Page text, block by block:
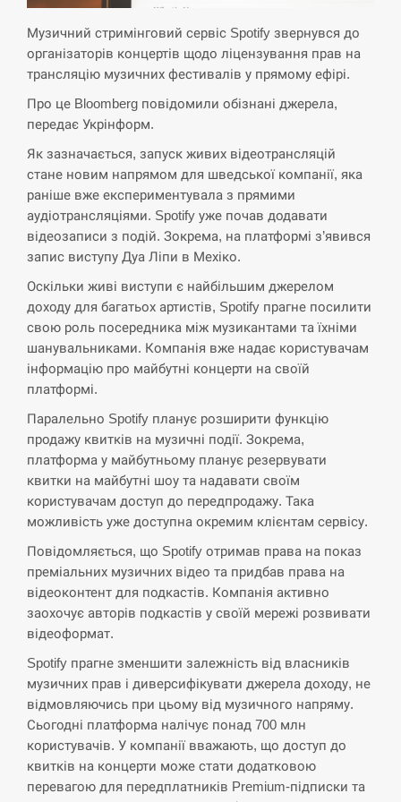
СЕРПЕНЬ
Экс-послу в США Стефанишиной вручили новое
подозрение и избирают меру…
СЕРПЕНЬ
У Росії розгортається ракетний підрозділ КНДР –
Reuters
СЕРПЕНЬ
14:23
Поставки ракет для ПВО сократились втрое,
хотя у партнеров они…
СЕРПЕНЬ
14:10
У Румунії затоплять чотири баржі для
збільшення потоку води до…
СЕРПЕНЬ
В Москве пожаловались на “кратный рост” атак
дронов Украины
СЕРПЕНЬ
13:40
Біля українського літака в аеропорту Лейпцига
виявили дрон, ймовірно, з…
СЕРПЕНЬ
13:23
“Они должны быть уничтожены”: в МИДе
ответили, как отреагируют на…
СЕРПЕНЬ
13:10
Тайвань проводить найбільші військові
Музичний стримінговий сервіс Spotify звернувся до
організаторів концертів щодо ліцензування прав на
трансляцію музичних фестивалів у прямому ефірі.
Про це Bloomberg повідомили обізнані джерела,
передає Укрінформ.
Як зазначається, запуск живих відеотрансляцій
стане новим напрямом для шведської компанії, яка
раніше вже експериментувала з прямими
аудіотрансляціями. Spotify уже почав додавати
відеозаписи з подій. Зокрема, на платформі з’явився
запис виступу Дуа Ліпи в Мехіко.
Оскільки живі виступи є найбільшим джерелом
доходу для багатьох артистів, Spotify прагне посилити
свою роль посередника між музикантами та їхніми
шанувальниками. Компанія вже надає користувачам
інформацію про майбутні концерти на своїй
платформі.
Паралельно Spotify планує розширити функцію
продажу квитків на музичні події. Зокрема,
платформа у майбутньому планує резервувати
квитки на майбутні шоу та надавати своїм
користувачам доступ до передпродажу. Така
можливість уже доступна окремим клієнтам сервісу.
Повідомляється, що Spotify отримав права на показ
преміальних музичних відео та придбав права на
відеоконтент для подкастів. Компанія активно
заохочує авторів подкастів у своїй мережі розвивати
відеоформат.
Spotify прагне зменшити залежність від власників
музичних прав і диверсифікувати джерела доходу, не
відмовляючись при цьому від музичного напряму.
Сьогодні платформа налічує понад 700 млн
користувачів. У компанії вважають, що доступ до
квитків на концерти може стати додатковою
перевагою для передплатників Premium-підписки та